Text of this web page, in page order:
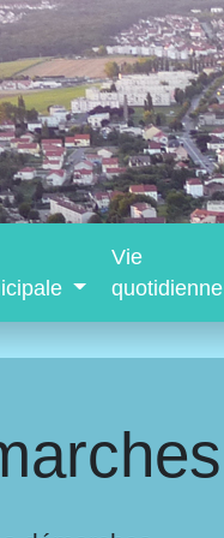
Vie
quotidienne